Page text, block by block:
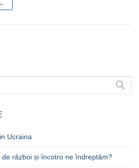
Ucraina
război și încotro ne îndreptăm?